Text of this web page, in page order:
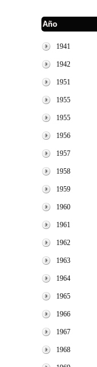
Año
1941
1942
1951
1955
1955
1956
1957
1958
1959
1960
1961
1962
1963
1964
1965
1966
1967
1968